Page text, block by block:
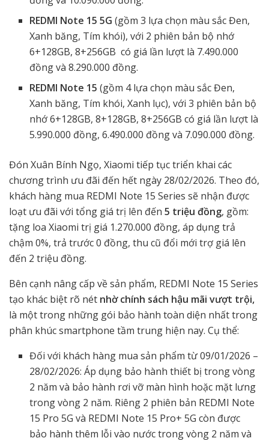
REDMI Note 15 5G (gồm 3 lựa chọn màu sắc Đen,
Xanh băng, Tím khói), với 2 phiên bản bộ nhớ
6+128GB, 8+256GB có giá lần lượt là 7.490.000
đồng và 8.290.000 đồng.
REDMI Note 15 (gồm 4 lựa chọn màu sắc Đen,
Xanh băng, Tím khói, Xanh lục), với 3 phiên bản bộ
nhớ 6+128GB, 8+128GB, 8+256GB có giá lần lượt là
5.990.000 đồng, 6.490.000 đồng và 7.090.000 đồng.
Đón Xuân Bính Ngọ, Xiaomi tiếp tục triển khai các
chương trình ưu đãi đến hết ngày 28/02/2026. Theo đó,
khách hàng mua REDMI Note 15 Series sẽ nhận được
loạt ưu đãi với tổng giá trị lên đến 5 triệu đồng, gồm:
tặng loa Xiaomi trị giá 1.270.000 đồng, áp dụng trả
chậm 0%, trả trước 0 đồng, thu cũ đổi mới trợ giá lên
đến 2 triệu đồng.
Bên cạnh nâng cấp về sản phẩm, REDMI Note 15 Series
tạo khác biệt rõ nét nhờ chính sách hậu mãi vượt trội,
là một trong những gói bảo hành toàn diện nhất trong
phân khúc smartphone tầm trung hiện nay. Cụ thể:
Đối với khách hàng mua sản phẩm từ 09/01/2026 –
28/02/2026: Áp dụng bảo hành thiết bị trong vòng
2 năm và bảo hành rơi vỡ màn hình hoặc mặt lưng
trong vòng 2 năm. Riêng 2 phiên bản REDMI Note
15 Pro 5G và REDMI Note 15 Pro+ 5G còn được
bảo hành thêm lỗi vào nước trong vòng 2 năm và